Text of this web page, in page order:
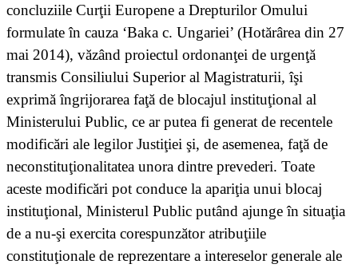
concluziile Curţii Europene a Drepturilor Omului
formulate în cauza ‘Baka c. Ungariei’ (Hotărârea din 27
mai 2014), văzând proiectul ordonanţei de urgenţă
transmis Consiliului Superior al Magistraturii, îşi
exprimă îngrijorarea faţă de blocajul instituţional al
Ministerului Public, ce ar putea fi generat de recentele
modificări ale legilor Justiţiei şi, de asemenea, faţă de
neconstituţionalitatea unora dintre prevederi. Toate
aceste modificări pot conduce la apariţia unui blocaj
instituţional, Ministerul Public putând ajunge în situaţia
de a nu-şi exercita corespunzător atribuţiile
constituţionale de reprezentare a intereselor generale ale